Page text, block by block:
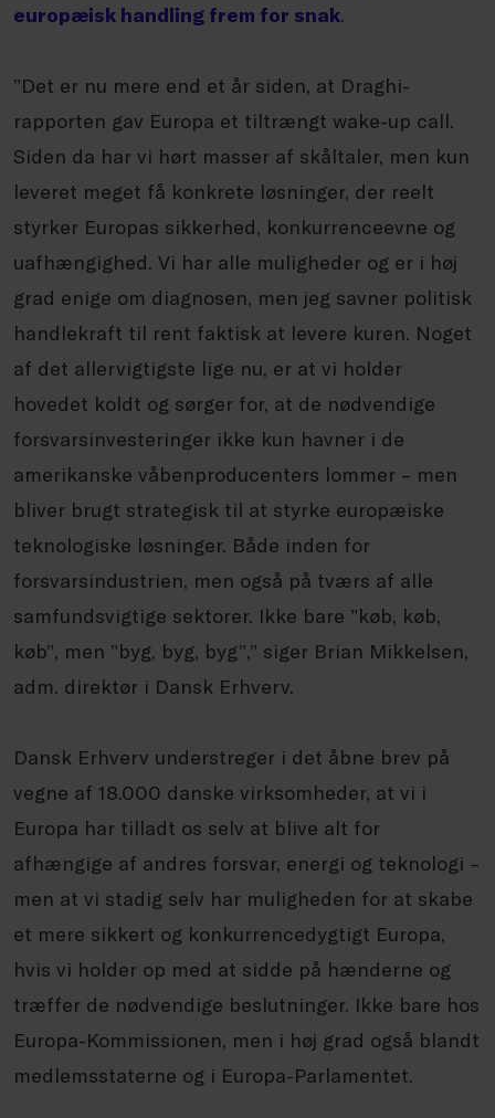
europæisk handling frem for snak.
”Det er nu mere end et år siden, at Draghi-
rapporten gav Europa et tiltrængt wake-up call.
Siden da har vi hørt masser af skåltaler, men kun
leveret meget få konkrete løsninger, der reelt
styrker Europas sikkerhed, konkurrenceevne og
uafhængighed. Vi har alle muligheder og er i høj
grad enige om diagnosen, men jeg savner politisk
handlekraft til rent faktisk at levere kuren. Noget
af det allervigtigste lige nu, er at vi holder
hovedet koldt og sørger for, at de nødvendige
forsvarsinvesteringer ikke kun havner i de
amerikanske våbenproducenters lommer – men
bliver brugt strategisk til at styrke europæiske
teknologiske løsninger. Både inden for
forsvarsindustrien, men også på tværs af alle
samfundsvigtige sektorer. Ikke bare ”køb, køb,
køb”, men ”byg, byg, byg”,” siger Brian Mikkelsen,
adm. direktør i Dansk Erhverv.
Dansk Erhverv understreger i det åbne brev på
vegne af 18.000 danske virksomheder, at vi i
Europa har tilladt os selv at blive alt for
afhængige af andres forsvar, energi og teknologi –
men at vi stadig selv har muligheden for at skabe
et mere sikkert og konkurrencedygtigt Europa,
hvis vi holder op med at sidde på hænderne og
træffer de nødvendige beslutninger. Ikke bare hos
Europa-Kommissionen, men i høj grad også blandt
medlemsstaterne og i Europa-Parlamentet.